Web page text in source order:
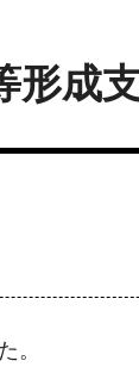
形成
。